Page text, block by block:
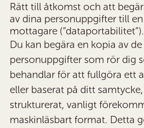
Rätt till åtkomst och att
av dina personuppgifter till
mottagare (”dataportabilitet”).
Du kan begära en kopia av de
personuppgifter som rör dig
behandlar för att fullgöra ett
eller baserat på ditt
strukturerat, vanligt
maskinläsbart format. Detta